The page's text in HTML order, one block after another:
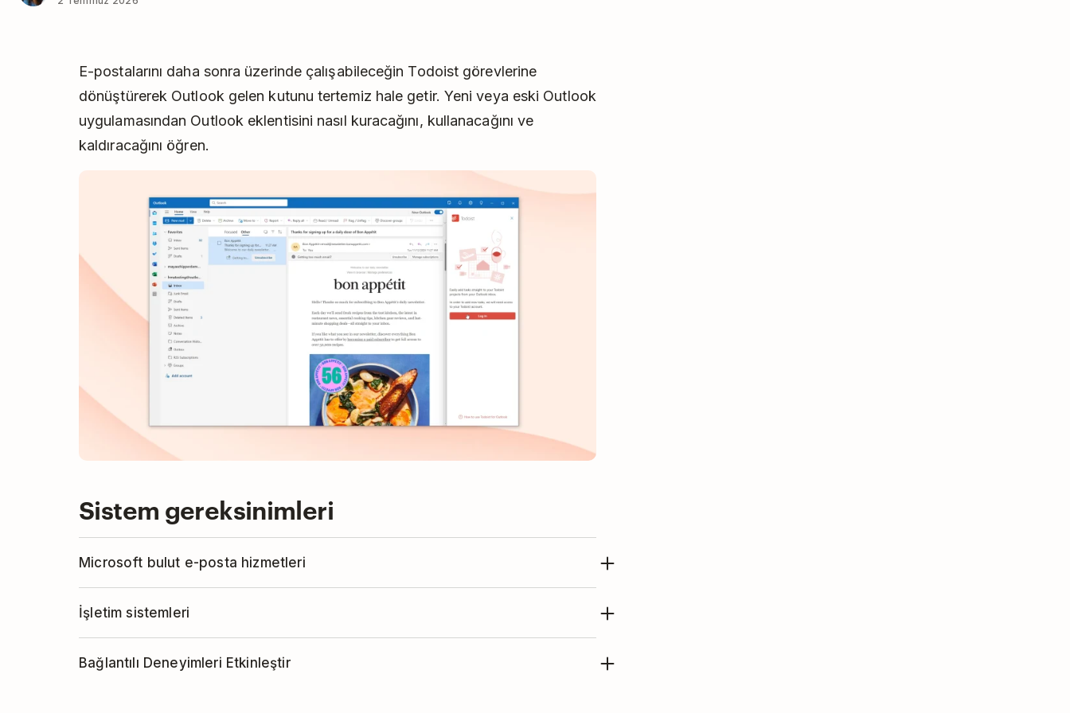
E-postalarını daha sonra üzerinde çalışabileceğin Todoist görevlerine
dönüştürerek Outlook gelen kutunu tertemiz hale getir. Yeni veya eski Outlook
uygulamasından Outlook eklentisini nasıl kuracağını, kullanacağını ve
kaldıracağını öğren.
Sistem gereksinimleri
Microsoft bulut e-posta hizmetleri
hizmetlerinden herhangi biriyle bir e-posta hesabı oluştur:
Outlook.com
İşletim sistemleri
aşağıdaki işletim sistemlerinde çalışıp çalışmadığını kontrol et:
Bağlantılı Deneyimleri Etkinleştir